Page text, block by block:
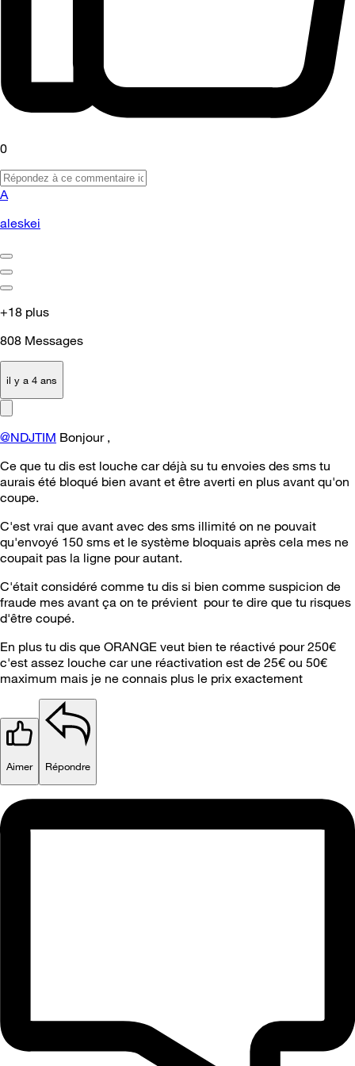
0
A
aleskei
+18 plus
808 Messages
il y a 4 ans
@NDJTIM Bonjour ,
Ce que tu dis est louche car déjà su tu envoies des sms tu
aurais été bloqué bien avant et être averti en plus avant qu'on
coupe.
C'est vrai que avant avec des sms illimité on ne pouvait
qu'envoyé 150 sms et le système bloquais après cela mes ne
coupait pas la ligne pour autant.
C'était considéré comme tu dis si bien comme suspicion de
fraude mes avant ça on te prévient pour te dire que tu risques
d'être coupé.
En plus tu dis que ORANGE veut bien te réactivé pour 250€
c'est assez louche car une réactivation est de 25€ ou 50€
maximum mais je ne connais plus le prix exactement
Aimer Répondre